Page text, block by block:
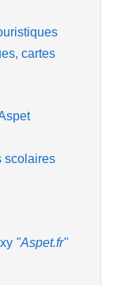
cartes
scolaires
"Aspet.fr"